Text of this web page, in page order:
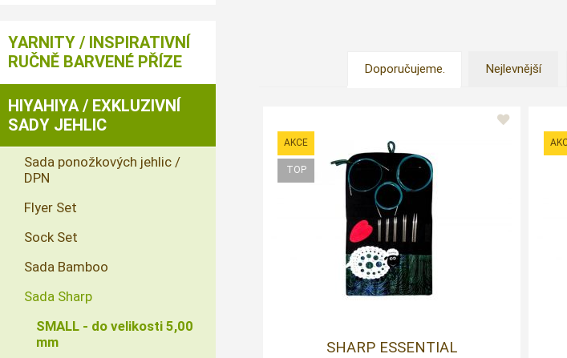
Doporučujeme. Nejlevnější
SHARP ESSENTIAL
YARNITY / INSPIRATIVNÍ
RUČNĚ BARVENÉ PŘÍZE
HIYAHIYA / EXKLUZIVNÍ
SADY JEHLIC
Sada ponožkových jehlic /
DPN
Flyer Set
Sock Set
Sada Bamboo
Sada Sharp
SMALL - do velikosti 5,00
mm